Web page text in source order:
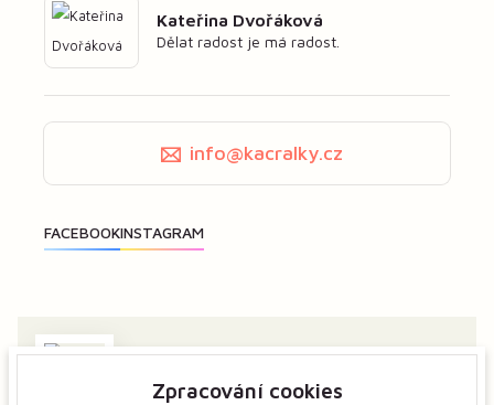
Zajímá vás má tvorba? Dejte mi předem vědět a ukážeme
Kateřina Dvořáková
Dělat radost je má radost.
info@kacralky.cz
Zpracování cookies